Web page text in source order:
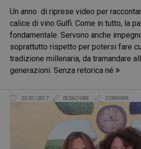
Un anno di riprese video per
calice di vino Gulfi. Come in tutto, la
fondamentale. Servono anche
soprattutto rispetto per potersi fare
tradizione millenaria, da tramandare
generazioni. Senza retorica né
23/01/2017 REDAZIONE CONDIVIDI